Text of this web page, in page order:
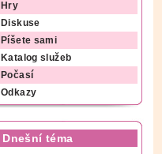
Hry
Diskuse
Píšete sami
Katalog služeb
Počasí
Odkazy
Dnešní téma